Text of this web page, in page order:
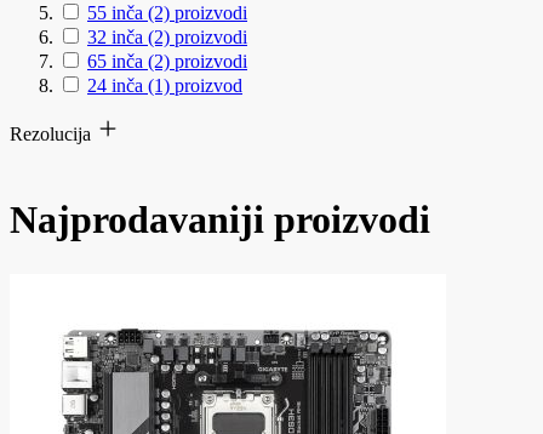
55 inča (2) proizvodi
32 inča (2) proizvodi
65 inča (2) proizvodi
24 inča (1) proizvod
Rezolucija
Najprodavaniji proizvodi